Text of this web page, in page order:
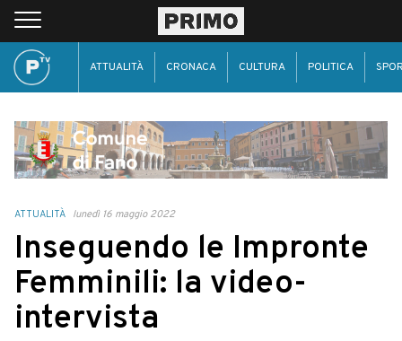
ATTUALITÀ CRONACA CULTURA POLITICA
ATTUALITÀ lunedì 16 maggio 2022
Inseguendo le Impronte
Femminili: la video-
intervista